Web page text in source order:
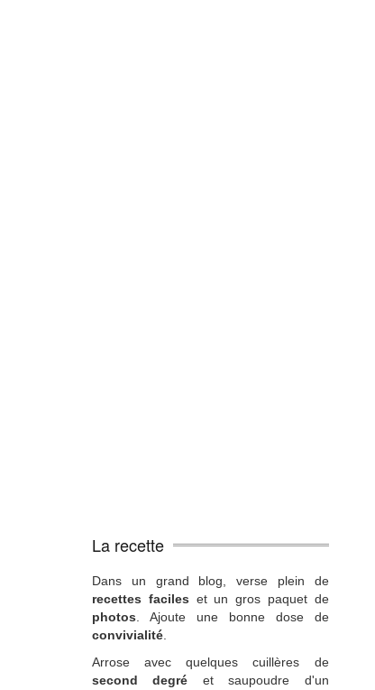
La recette
Dans un grand blog, verse plein de
recettes faciles et un gros paquet de
photos . Ajoute une bonne dose de
convivialité
Arrose avec quelques cuillères de
second degré et saupoudre d'un